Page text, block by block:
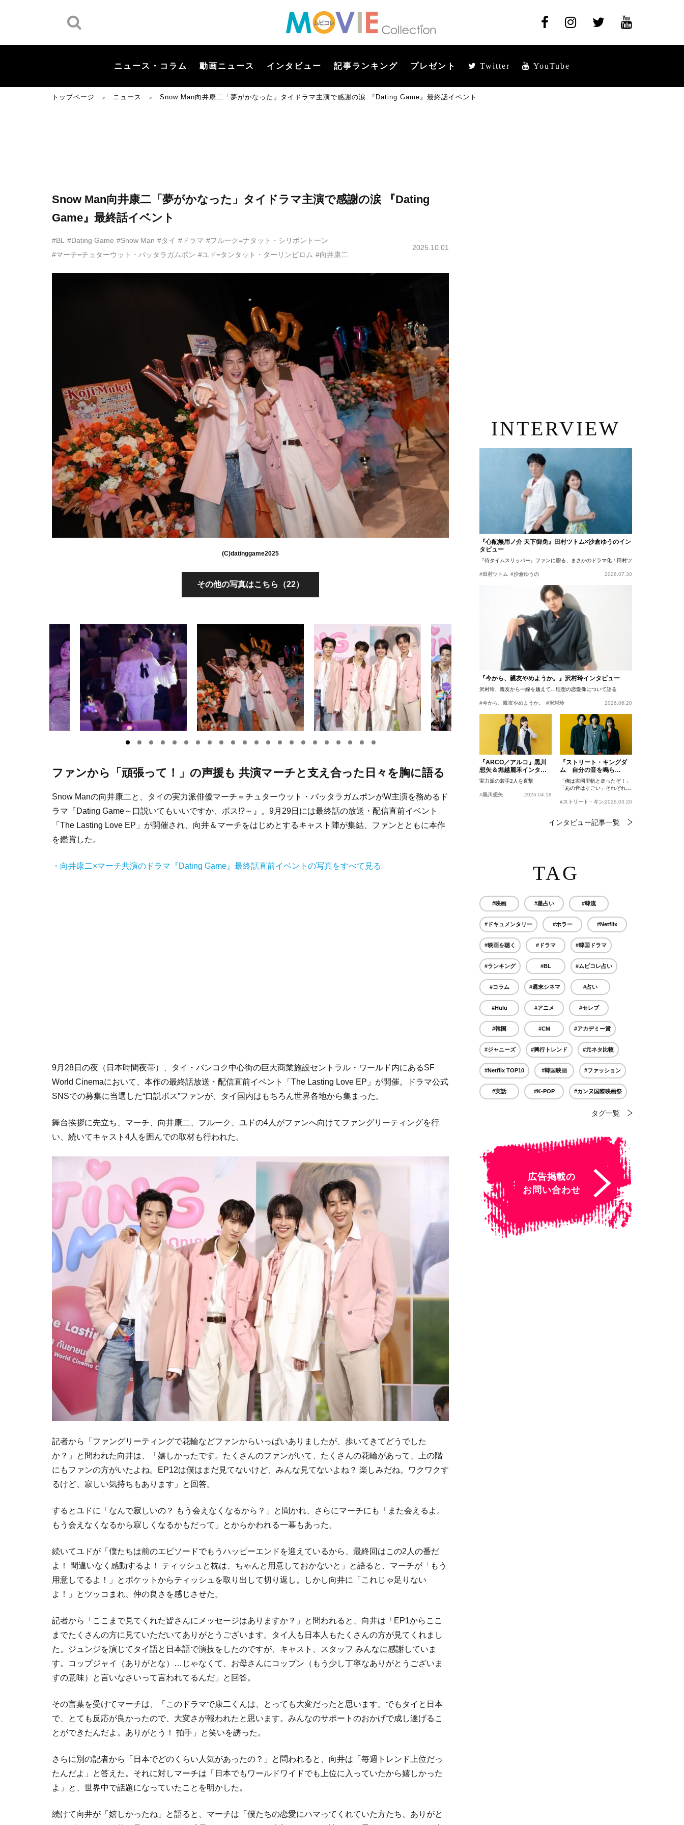
ニュース・コラム 動画ニュース インタビュー 記事ランキング プレゼント Twitter YouTube
トップページ ＞ ニュース ＞ Snow Man向井康二「夢がかなった」タイドラマ主演で感謝の涙 『Dating Game』最終話イベント
Snow Man向井康二「夢がかなった」タイドラマ主演で感謝の涙 『Dating
Game』最終話イベント
#BL #Dating Game #Snow Man #タイ #ドラマ #フルーク=ナタット・シリポントーン
#マーチ=チュターウット・パッタラガムポン #ユド=タンタット・ターリンピロム #向井康二
2025.10.01
(C)datinggame2025
その他の写真はこちら（22）
ファンから「頑張って！」の声援も 共演マーチと支え合った日々を胸に語る
Snow Manの向井康二と、タイの実力派俳優マーチ＝チュターウット・パッタラガムポンがW主演を務めるド
ラマ『Dating Game～口説いてもいいですか、ボス!?～』。9月29日には最終話の放送・配信直前イベント
「The Lasting Love EP」が開催され、向井＆マーチをはじめとするキャスト陣が集結、ファンとともに本作
を鑑賞した。
・向井康二×マーチ共演のドラマ『Dating Game』最終話直前イベントの写真をすべて見る
9月28日の夜（日本時間夜帯）、タイ・バンコク中心街の巨大商業施設セントラル・ワールド内にあるSF
World Cinemaにおいて、本作の最終話放送・配信直前イベント「The Lasting Love EP」が開催。ドラマ公式
SNSでの募集に当選した“口説ボス”ファンが、タイ国内はもちろん世界各地から集まった。
舞台挨拶に先立ち、マーチ、向井康二、フルーク、ユドの4人がファンへ向けてファングリーティングを行
い、続いてキャスト4人を囲んでの取材も行われた。
記者から「ファングリーティングで花輪などファンからいっぱいありましたが、歩いてきてどうでした
か？」と問われた向井は、「嬉しかったです。たくさんのファンがいて、たくさんの花輪があって、上の階
にもファンの方がいたよね。EP12は僕はまだ見てないけど、みんな見てないよね？ 楽しみだね。ワクワクす
るけど、寂しい気持ちもあります」と回答。
するとユドに「なんで寂しいの？ もう会えなくなるから？」と聞かれ、さらにマーチにも「また会えるよ。
もう会えなくなるから寂しくなるかもだって」とからかわれる一幕もあった。
続いてユドが「僕たちは前のエピソードでもうハッピーエンドを迎えているから、最終回はこの2人の番だ
よ！ 間違いなく感動するよ！ ティッシュと枕は、ちゃんと用意しておかないと」と語ると、マーチが「もう
用意してるよ！」とポケットからティッシュを取り出して切り返し。しかし向井に「これじゃ足りない
よ！」とツッコまれ、仲の良さを感じさせた。
記者から「ここまで見てくれた皆さんにメッセージはありますか？」と問われると、向井は「EP1からここ
までたくさんの方に見ていただいてありがとうございます。タイ人も日本人もたくさんの方が見てくれまし
た。ジュンジを演じてタイ語と日本語で演技をしたのですが、キャスト、スタッフ みんなに感謝していま
す。コップジャイ（ありがとな）…じゃなくて、お母さんにコップン（もう少し丁寧なありがとうございま
すの意味）と言いなさいって言われてるんだ」と回答。
その言葉を受けてマーチは、「このドラマで康二くんは、とっても大変だったと思います。でもタイと日本
で、とても反応が良かったので、大変さが報われたと思います。みんなのサポートのおかげで成し遂げるこ
とができたんだよ。ありがとう！ 拍手」と笑いを誘った。
さらに別の記者から「日本でどのくらい人気があったの？」と問われると、向井は「毎週トレンド上位だっ
たんだよ」と答えた。それに対しマーチは「日本でもワールドワイドでも上位に入っていたから嬉しかった
よ」と、世界中で話題になっていたことを明かした。
続けて向井が「嬉しかったね」と語ると、マーチは「僕たちの恋愛にハマってくれていた方たち、ありがと
INTERVIEW
『心配無用ノ介 天下御免』田村ツトム×沙倉ゆうのイン
タビュー
『侍タイムスリッパー』ファンに贈る、まさかのドラマ化！田村ツトム×沙倉ゆうのが語
#田村ツトム #沙倉ゆうの 2026.07.30
『今から、親友やめようか。』沢村玲インタビュー
沢村玲、親友から一線を越えて…理想の恋愛像について語る
#今から、親友やめようか。 #沢村玲 2026.06.20
『ARCO／アルコ』黒川
想矢＆堀越麗禾インタビ
ュー
実力派の若手2人を直撃
#黒川想矢 2026.04.18
『ストリート・キングダ
ム 自分の音を鳴ら
せ。』峯田和伸、若葉竜
也、吉岡里帆インタビュ
ー
「俺は吉岡里帆と走ったぞ！」
「あの音はすごい」それぞれの
#ストリート・キングダム 自分の音を鳴らせ。
2026.03.20
インタビュー記事一覧
TAG
#映画 #星占い #韓流
#ドキュメンタリー #ホラー #Netflix
#映画を聴く #ドラマ #韓国ドラマ
#ランキング #BL #ムビコレ占い
#コラム #週末シネマ #占い
#Hulu #アニメ #セレブ
#韓国 #CM #アカデミー賞
#ジャニーズ #興行トレンド #元ネタ比較
#Netflix TOP10 #韓国映画 #ファッション
#実話 #K-POP #カンヌ国際映画祭
タグ一覧
広告掲載の
お問い合わせ